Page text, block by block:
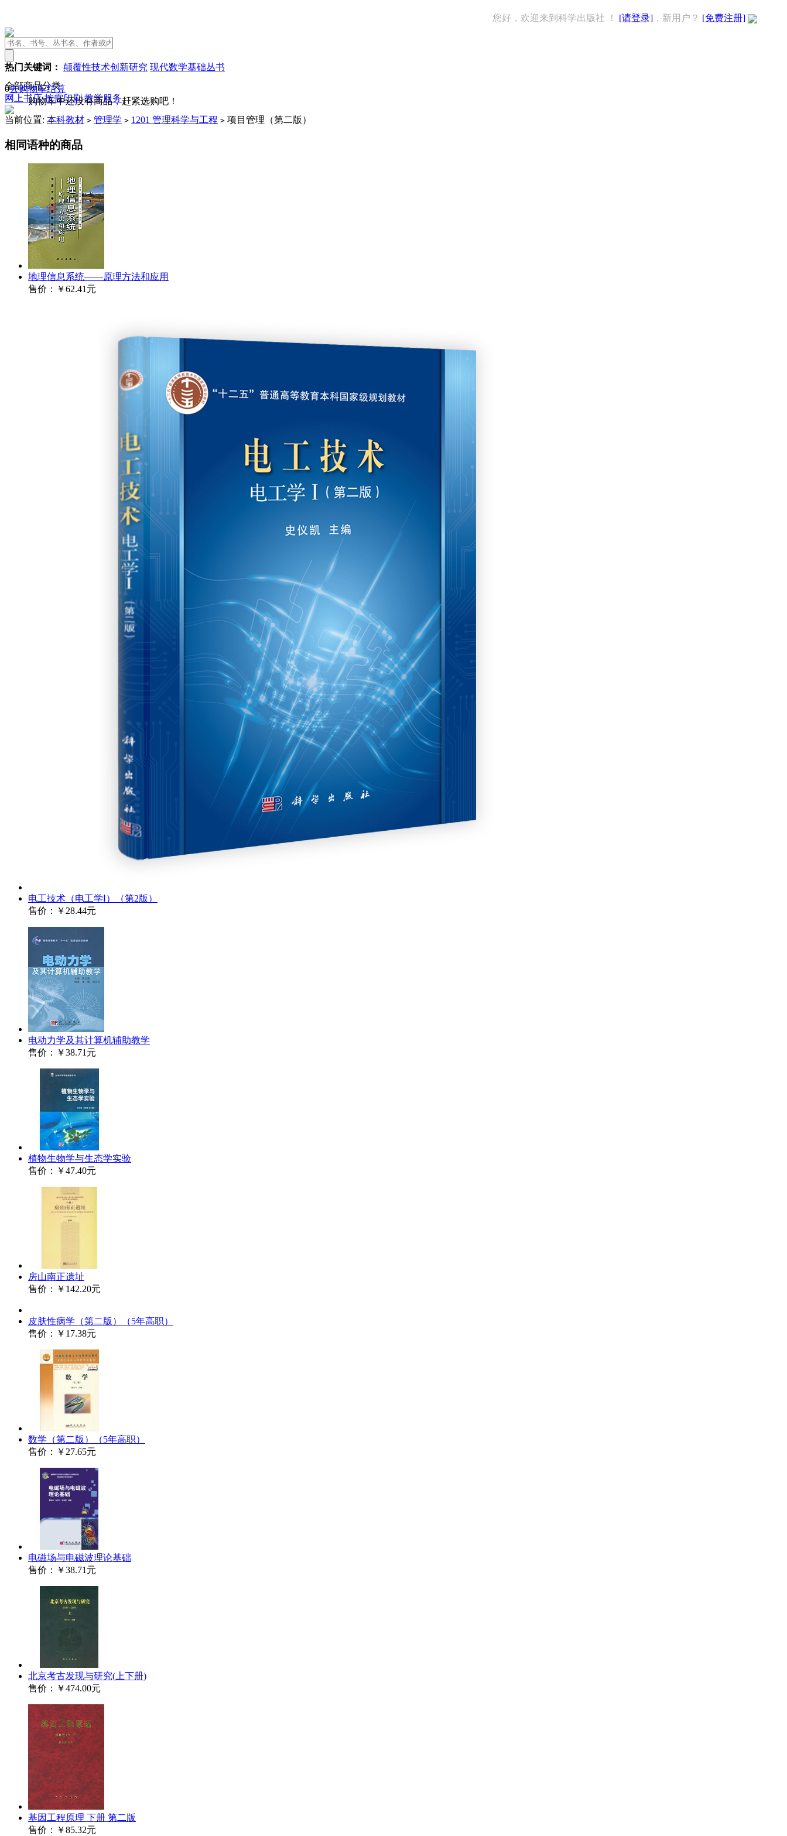
您好，欢迎来到科学出版社 ！ [请登录] ，新用户？ [免费注册]
热门关键词： 颠覆性技术创新研究 现代数学基础丛书
0去购物车结算
购物车中还没有商品，赶紧选购吧！
全部商品分类
网上书店按需印刷 教学服务
当前位置: 本科教材 > 管理学 > 1201 管理科学与工程 > 项目管理（第二版）
相同语种的商品
地理信息系统——原理方法和应用
售价：
￥62.41元
电工技术（电工学Ⅰ）（第2版）
售价：
￥28.44元
电动力学及其计算机辅助教学
售价：
￥38.71元
植物生物学与生态学实验
售价：
￥47.40元
房山南正遗址
售价：
￥142.20元
皮肤性病学（第二版）（5年高职）
售价：
￥17.38元
数学（第二版）（5年高职）
售价：
￥27.65元
电磁场与电磁波理论基础
售价：
￥38.71元
北京考古发现与研究(上下册)
售价：
￥474.00元
基因工程原理 下册 第二版
售价：
￥85.32元